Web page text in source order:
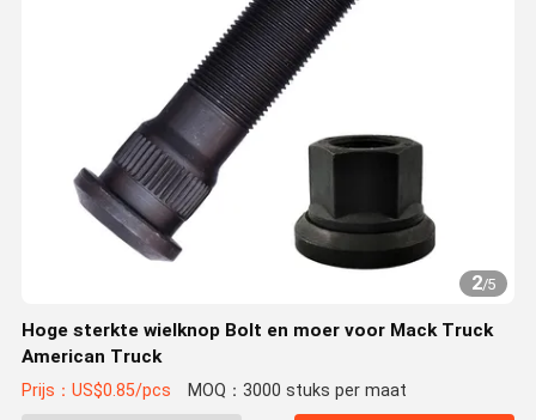
2/5
Hoge sterkte wielknop Bolt en moer voor Mack Truck
American Truck
Prijs：US$0.85/pcs MOQ：3000 stuks per maat